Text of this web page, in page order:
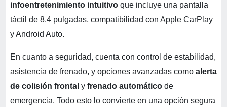
infoentretenimiento intuitivo que incluye una pantalla
táctil de 8.4 pulgadas, compatibilidad con Apple CarPlay
y Android Auto.
En cuanto a seguridad, cuenta con control de estabilidad,
asistencia de frenado, y opciones avanzadas como alerta
de colisión frontal y frenado automático de
emergencia. Todo esto lo convierte en una opción segura